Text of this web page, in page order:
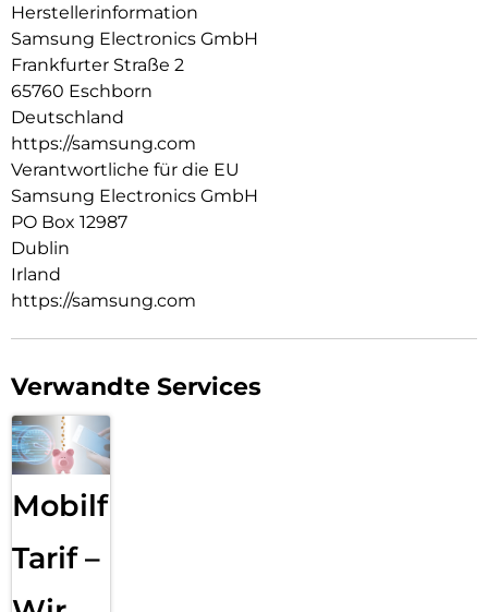
Herstellerinformation
Samsung Electronics GmbH
Frankfurter Straße 2
65760 Eschborn
Deutschland
https://samsung.com
Verantwortliche für die EU
Samsung Electronics GmbH
PO Box 12987
Dublin
Irland
https://samsung.com
Verwandte Services
Mobilfunk
Tarif –